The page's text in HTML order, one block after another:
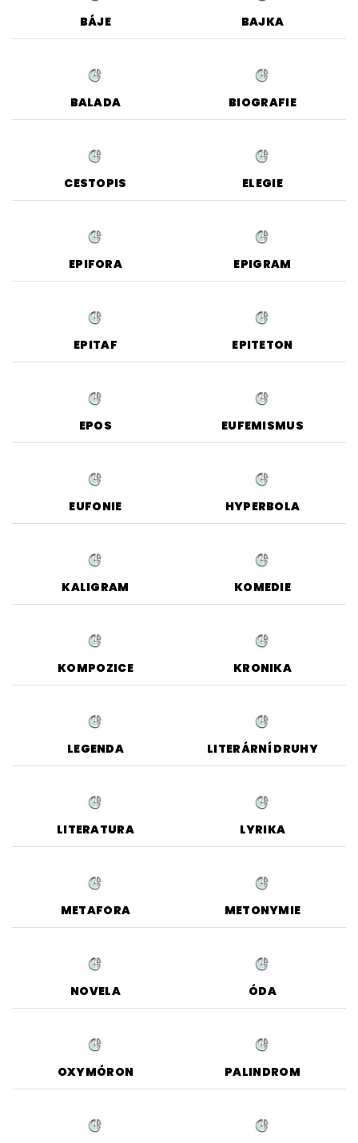
BÁJE BAJKA
BALADA BIOGRAFIE
CESTOPIS ELEGIE
EPIFORA EPIGRAM
EPITAF EPITETON
EPOS EUFEMISMUS
EUFONIE HYPERBOLA
KALIGRAM KOMEDIE
KOMPOZICE KRONIKA
LEGENDA LITERÁRNÍ DRUHY
LITERATURA LYRIKA
METAFORA METONYMIE
NOVELA ÓDA
OXYMÓRON PALINDROM